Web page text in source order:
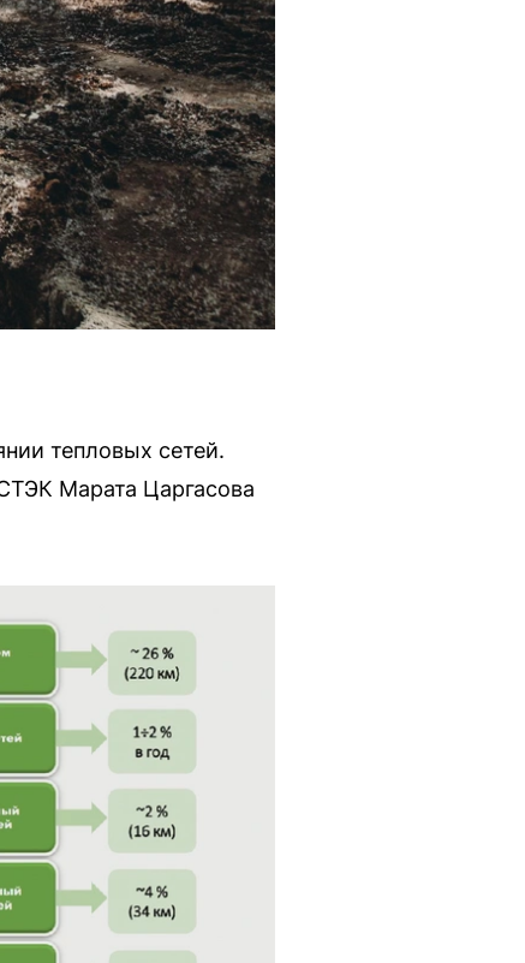
тепловых сетей.
Марата Царгасова